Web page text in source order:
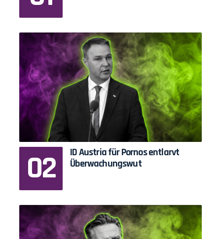
ID Austria für Pornos entlarvt
Überwachungswut